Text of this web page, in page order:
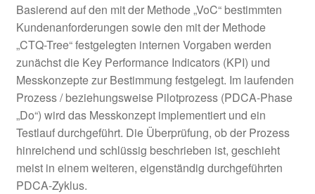
Basierend auf den mit der Methode „VoC“ bestimmten
Kundenanforderungen sowie den mit der Methode
„CTQ-Tree“ festgelegten internen Vorgaben werden
zunächst die Key Performance Indicators (KPI) und
Messkonzepte zur Bestimmung festgelegt. Im laufenden
Prozess / beziehungsweise Pilotprozess (PDCA-Phase
„Do“) wird das Messkonzept implementiert und ein
Testlauf durchgeführt. Die Überprüfung, ob der Prozess
hinreichend und schlüssig beschrieben ist, geschieht
meist in einem weiteren, eigenständig durchgeführten
PDCA-Zyklus.